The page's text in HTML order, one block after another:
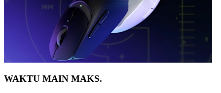
WAKTU MAIN MAKS.